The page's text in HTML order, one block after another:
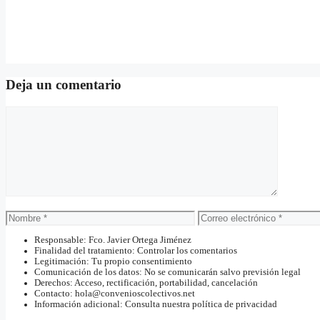
Deja un comentario
Nombre
Correo
electrónico
Responsable: Fco. Javier Ortega Jiménez
Finalidad del tratamiento: Controlar los comentarios
Legitimación: Tu propio consentimiento
Comunicación de los datos: No se comunicarán salvo previsión legal
Derechos: Acceso, rectificación, portabilidad, cancelación
Contacto: hola@convenioscolectivos.net
Información adicional: Consulta nuestra política de privacidad